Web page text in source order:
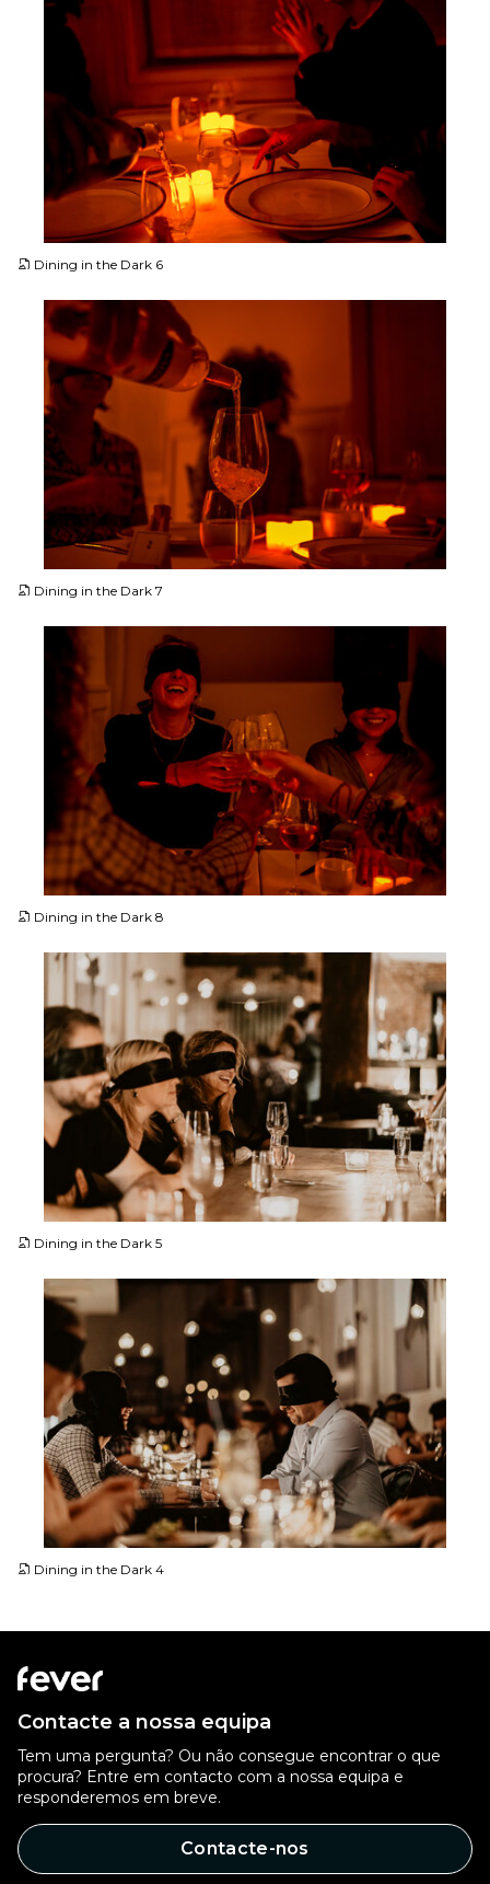
Dining in the Dark 6
JPG
Dining in the Dark 7
Dining in the Dark 8
JPG
Dining in the Dark 5
JPG
Dining in the Dark 4
Contacte a nossa equipa
Tem uma pergunta? Ou não consegue encontrar o que
procura? Entre em contacto com a nossa equipa e
responderemos em breve.
Contacte-nos